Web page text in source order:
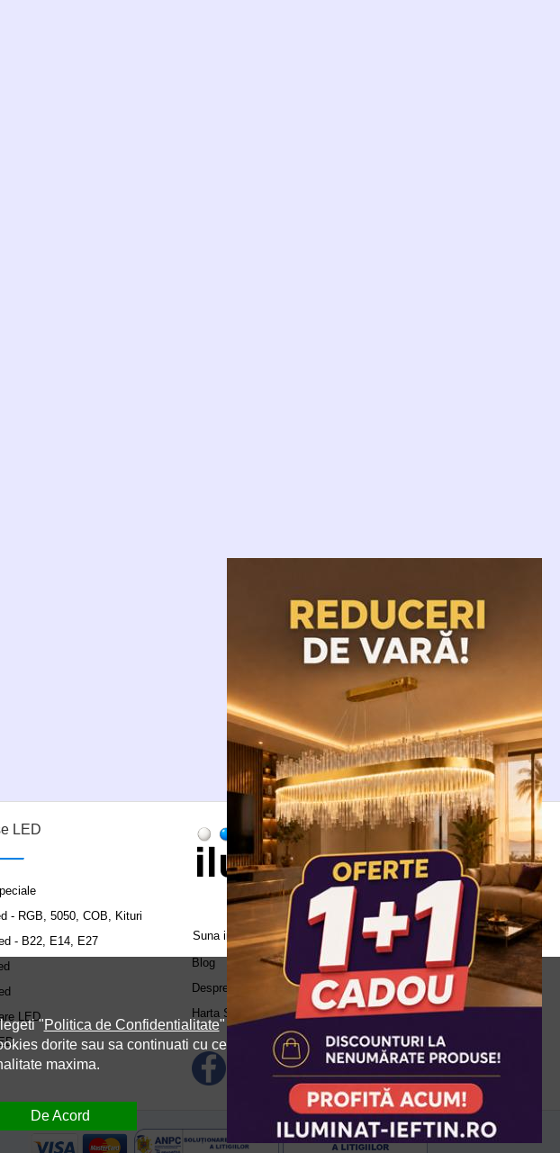
LED
- RGB, 5050, COB, Kituri
- B22, E14, E27
LED
Suna in call center:
0371.504.543
Blog
Despre Noi
Harta Site
"Politica de Confidentialitate" si
dorite sau sa continuati cu cele
maxima.
De Acord